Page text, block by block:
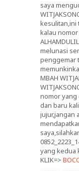
saya
kesulitan,ini
kalau
melunasi
penggemar
MBAH
nomor yang
dan baru
jujur,jangan
yang kedua
KLIK=>